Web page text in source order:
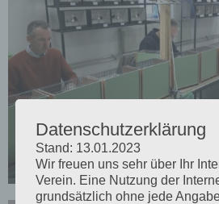
Zuchtrichter bei der
Datenschutzerklärung
Stand: 13.01.2023
Wir freuen uns sehr über Ihr
Verein. Eine Nutzung der
grundsätzlich ohne jede